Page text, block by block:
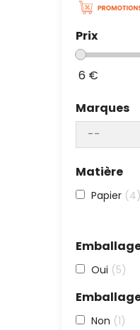
Prix
6 €
Marques
Matière
Papier 4
Oui 5
Non 1